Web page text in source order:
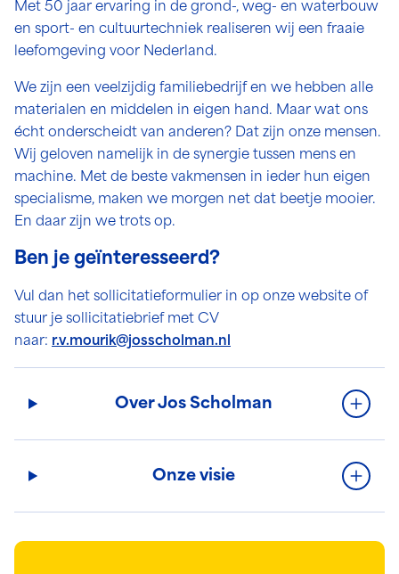
Met 50 jaar ervaring in de grond-, weg- en waterbouw
en sport- en cultuurtechniek realiseren wij een fraaie
leefomgeving voor Nederland.
We zijn een veelzijdig familiebedrijf en we hebben alle
materialen en middelen in eigen hand. Maar wat ons
écht onderscheidt van anderen? Dat zijn onze mensen.
Wij geloven namelijk in de synergie tussen mens en
machine. Met de beste vakmensen in ieder hun eigen
specialisme, maken we morgen net dat beetje mooier.
En daar zijn we trots op.
Ben je geïnteresseerd?
Vul dan het sollicitatieformulier in op onze website of
stuur je sollicitatiebrief met CV
naar: r.v.mourik@josscholman.nl
Over Jos Scholman
Onze visie